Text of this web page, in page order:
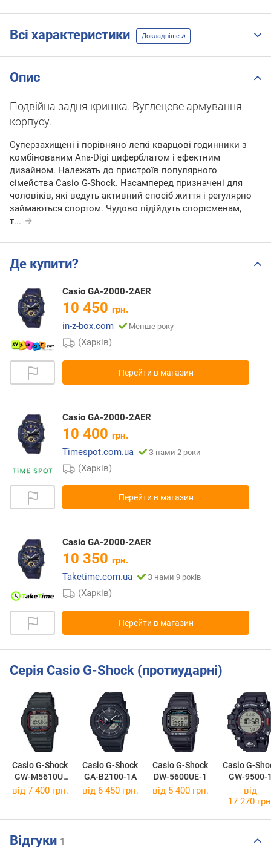
Всі характеристики Докладніше
Опис
Подвійна задня кришка. Вуглецеве армування
корпусу.
Суперзахищені і порівняно легкі кварцові годинники з
комбінованим Ana-Digi циферблатом і ефектним
дизайном. Належать до пристроїв популярного
сімейства Casio G-Shock. Насамперед призначені для
чоловіків, які ведуть активний спосіб життя і регулярно
займаються спортом. Чудово підійдуть спортсменам,
т...
Де купити?
Casio GA-2000-2AER
10 450 грн.
in-z-box.com
Менше року
(Харків)
Перейти в магазин
Casio GA-2000-2AER
10 400 грн.
Timespot.com.ua
З нами 2 роки
(Харків)
Перейти в магазин
Casio GA-2000-2AER
10 350 грн.
Taketime.com.ua
З нами 9 років
(Харків)
Перейти в магазин
Серія Casio G-Shock (протиударні)
Casio G-Shock
GW-M5610U-
1E
Casio G-Shock
GA-B2100-1A
Casio G-Shock
DW-5600UE-1
Casio G-
GW-9500-
від 7 400 грн. від 6 450 грн. від 5 400 грн.
від
17 270
Відгуки 1